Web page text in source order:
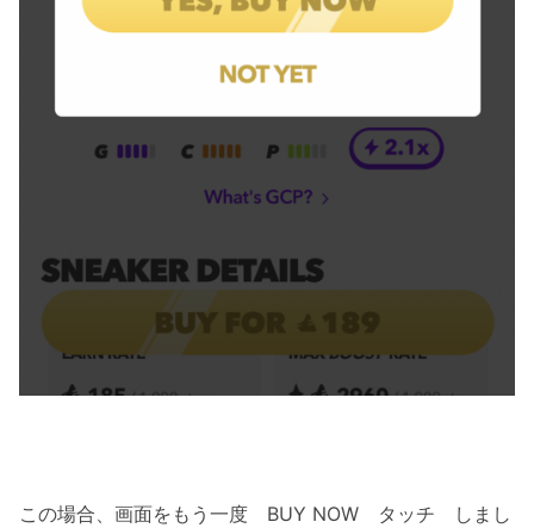
この場合、画面をもう一度 BUY NOW タッチ しまし